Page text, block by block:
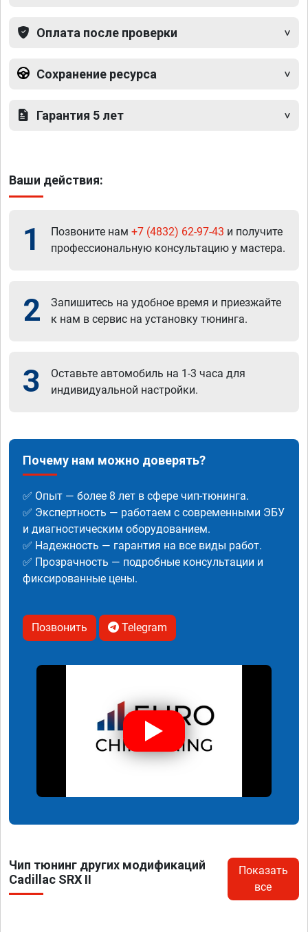
Оплата после проверки
Сохранение ресурса
Гарантия 5 лет
Ваши действия:
1 Позвоните нам +7 (4832) 62-97-43 и получите
профессиональную консультацию у мастера.
2
Запишитесь на удобное время и приезжайте
к нам в сервис на установку тюнинга.
3
Оставьте автомобиль на 1-3 часа для
индивидуальной настройки.
Почему нам можно доверять?
✅ Опыт — более 8 лет в сфере чип-тюнинга.
✅ Экспертность — работаем с современными ЭБУ
и диагностическим оборудованием.
✅ Надежность — гарантия на все виды работ.
✅ Прозрачность — подробные консультации и
фиксированные цены.
Позвонить Telegram
Чип тюнинг других модификаций
Cadillac SRX II
Показать
все